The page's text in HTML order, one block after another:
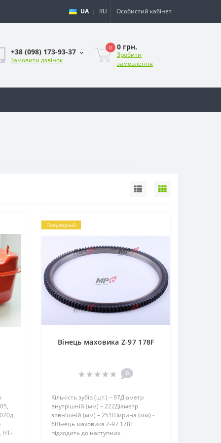
UA | RU Особистий кабінет
+38 (098) 173-93-37
Замовити дзвінок
0 0 грн.
Зробити
замовлення
HT-
Популярний
Вінець маховика Z-97 178F
0
Кількість зубів (шт.) – 97Діаметр
внутрішній (мм) – 222Діаметр
зовнішній (мм) – 251Ширина (мм) -
6Вінець маховика Z-97 178F
підходить до наступних